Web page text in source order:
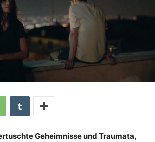
Geheimnisse und Traumata,